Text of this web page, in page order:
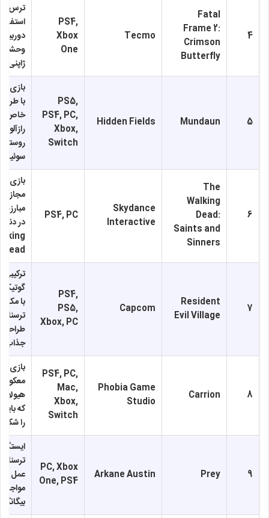
4
Fatal
Frame 2:
Crimson
Butterfly
Tecmo
PS4,
Xbox
One
ترس از
دوربین
وحشت
ژاپنی
5
Mundaun
Hidden Fields
PS5,
PS4, PC,
Xbox,
Switch
بازی
با
خاص و
رازآلود
روستای
6
The
Walking
Dead:
Saints and
Sinners
Skydance
Interactive
PS4, PC
بازی
مجازی
مبارزه
Dead
7
Resident
Evil Village
Capcom
PS4,
PS5,
Xbox, PC
گوتیک
با
جذاب
8
Carrion
Phobia Game
Studio
PS4, PC,
Mac,
Xbox,
Switch
بازی
که
را شکار
9
Prey
Arkane Austin
PC, Xbox
One, PS4
عمل
مواجهه